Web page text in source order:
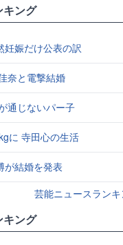
キング
妊娠だけ公表の訳
奈と電撃結婚
通じないパー子
に 寺田心の生活
が結婚を発表
芸能ニュースラン
キング